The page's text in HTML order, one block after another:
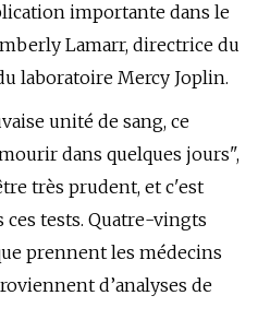
importante dans le
Lamarr, directrice du
laboratoire Mercy Joplin.
unité de sang, ce
dans quelques jours",
très prudent, et c'est
tests. Quatre-vingts
prennent les médecins
d’analyses de